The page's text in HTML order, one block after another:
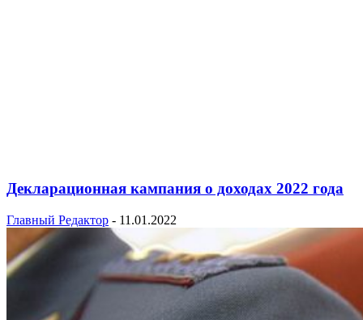
Декларационная кампания о доходах 2022 года
Главный Редактор - 11.01.2022